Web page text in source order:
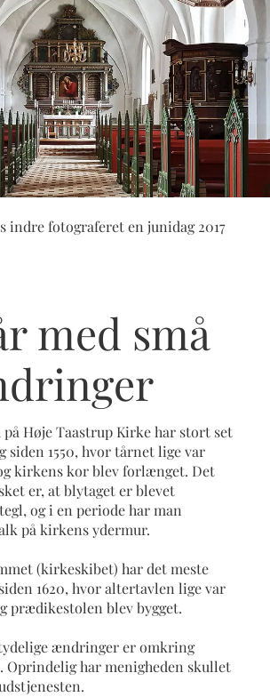
indre fotograferet en junidag 2017
med små
Høje Taastrup Kirke har stort set
siden 1550, hvor tårnet lige var
kirkens kor blev forlænget. Det
er, at blytaget er blevet
og i en periode har man
på kirkens ydermur.
(kirkeskibet) har det meste
1620, hvor altertavlen lige var
prædikestolen blev bygget.
ændringer er omkring
har menigheden skullet